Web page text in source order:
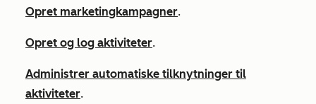
Opret marketingkampagner.
Opret og log aktiviteter.
Administrer automatiske tilknytninger til
aktiviteter.